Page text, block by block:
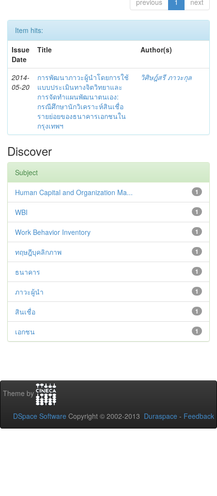
previous 1 next
Item hits:
Issue
Date
Title Author(s)
2014-
05-20
การพัฒนาภาวะผู้นำโดยการใช้
แบบประเมินทางจิตวิทยาและ
การจัดทำแผนพัฒนาตนเอง:
กรณีศึกษานักวิเคราะห์สินเชื่อ
รายย่อยของธนาคารเอกชนใน
กรุงเทพฯ
วิศิษฎ์สรี ภาวะกุล
Discover
Subject
1
Human Capital and Organization Ma...
1
WBI
1
Work Behavior Inventory
1
ทฤษฎีบุคลิกภาพ
1
ธนาคาร
1
ภาวะผู้นำ
1
สินเชื่อ
1
เอกชน
Theme by
DSpace Software Copyright © 2002-2013 Duraspace - Feedback